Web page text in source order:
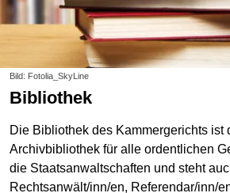
Bild: Fotolia_SkyLine
Bibliothek
Die Bibliothek des Kammergerichts ist
Archivbibliothek für alle ordentlichen
die Staatsanwaltschaften und steht
Rechtsanwält/inn/en, Referendar/inn/